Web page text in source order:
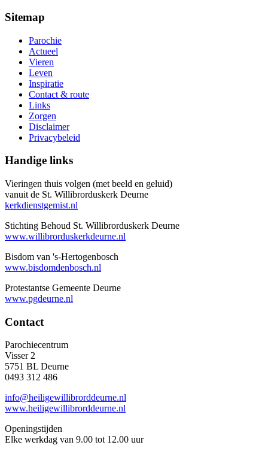
Sitemap
Parochie
Actueel
Vieren
Leven
Inspiratie
Contact & route
Links
Zorgen
Disclaimer
Privacybeleid
Handige links
Vieringen thuis volgen (met beeld en geluid)
vanuit de St. Willibrorduskerk Deurne
kerkdienstgemist.nl
Stichting Behoud St. Willibrorduskerk Deurne
www.willibrorduskerkdeurne.nl
Bisdom van 's-Hertogenbosch
www.bisdomdenbosch.nl
Protestantse Gemeente Deurne
www.pgdeurne.nl
Contact
Parochiecentrum
Visser 2
5751 BL Deurne
0493 312 486
info@heiligewillibrorddeurne.nl
www.heiligewillibrorddeurne.nl
Openingstijden
Elke werkdag van 9.00 tot 12.00 uur